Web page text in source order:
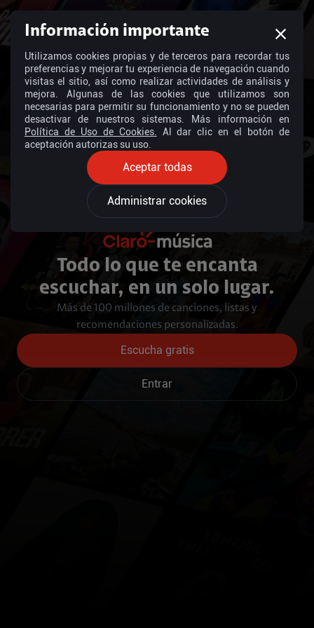
Todo lo que te encanta
escuchar, en un solo lugar.
Más de 100 millones de canciones, listas y
recomendaciones personalizadas.
Escucha gratis
Entrar
Información importante
Utilizamos cookies propias y de terceros para recordar tus
preferencias y mejorar tu experiencia de navegación cuando
visitas el sitio, así como realizar actividades de análisis y
mejora. Algunas de las cookies que utilizamos son
necesarias para permitir su funcionamiento y no se pueden
desactivar de nuestros sistemas. Más información en
Política de Uso de Cookies.
Al dar clic en el botón de
aceptación autorizas su uso.
Aceptar todas
Administrar cookies